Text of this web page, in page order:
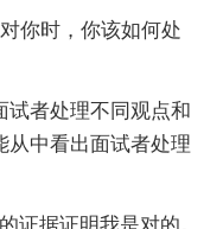
你时，你该如何处
者处理不同观点和
从中看出面试者处理